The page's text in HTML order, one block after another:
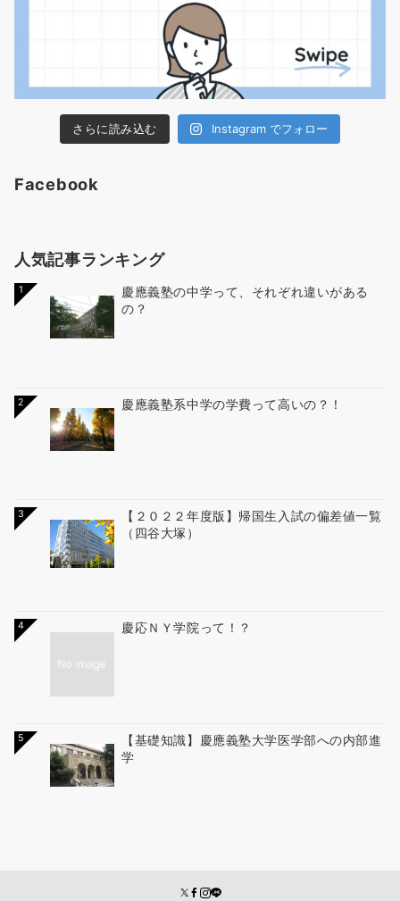
さらに読み込む Instagram でフォロー
Facebook
人気記事ランキング
1
慶應義塾の中学って、それぞれ違いがある
の？
2 慶應義塾系中学の学費って高いの？！
3
【２０２２年度版】帰国生入試の偏差値一覧
（四谷大塚）
4 慶応ＮＹ学院って！？
5
【基礎知識】慶應義塾大学医学部への内部進
学